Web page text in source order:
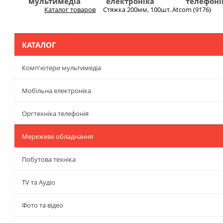
Каталог товаров Стяжка 200мм, 100шт. Atcom (9176)
КАТАЛОГ
Комп'ютери мультимедіа
Мобільна електроніка
Оргтехніка телефонія
Мережеве обладнання
Побутова техніка
TV та Аудіо
Фото та відео